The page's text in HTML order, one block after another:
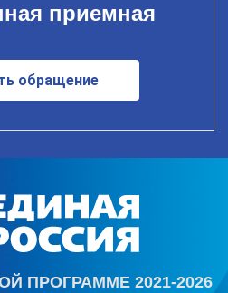
приемная
обращение
ПРОГРАММЕ 2021-2026